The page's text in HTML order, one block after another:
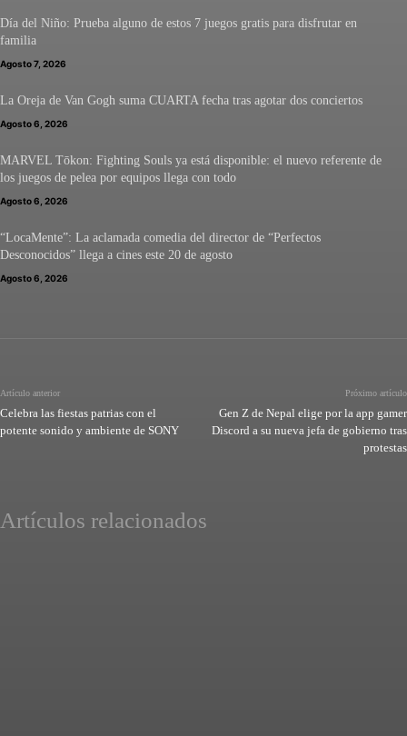
Día del Niño: Prueba alguno de estos 7 juegos gratis para disfrutar en
familia
Agosto 7, 2026
La Oreja de Van Gogh suma CUARTA fecha tras agotar dos conciertos
Agosto 6, 2026
MARVEL Tōkon: Fighting Souls ya está disponible: el nuevo referente de
los juegos de pelea por equipos llega con todo
Agosto 6, 2026
“LocaMente”: La aclamada comedia del director de “Perfectos
Desconocidos” llega a cines este 20 de agosto
Agosto 6, 2026
Artículo anterior
Celebra las fiestas patrias con el
potente sonido y ambiente de SONY
Próximo artículo
Gen Z de Nepal elige por la app gamer
Discord a su nueva jefa de gobierno tras
protestas
Artículos relacionados